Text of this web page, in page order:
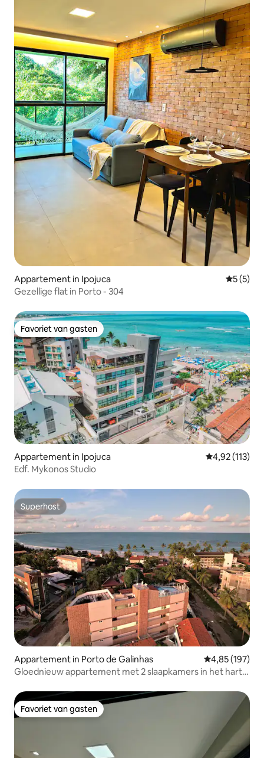
Appartement in Ipojuca
5 (5)
Gezellige flat in Porto - 304
Favoriet van gasten
Favoriet van gasten
Appartement in Ipojuca Gemiddelde
4,92 (113)
Edf. Mykonos Studio
Superhost
Superhost
Appartement in Porto de Galinhas Gemiddelde
4,85 (197)
Gloednieuw appartement met 2 slaapkamers in het hart
Favoriet van gasten
Favoriet van gasten